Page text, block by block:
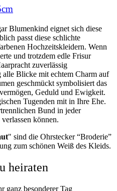
Blumenkind eignet sich diese
passt diese schlichte
Hochzeitskleidern. Wenn
und trotzdem edle Frisur
zuverlässig
alle Blicke mit echtem Charm auf
geschmückt symbolisiert das
Geduld und Ewigkeit.
Tugenden mit in Ihre Ehe.
Bund in jeder
können.
" sind die Ohrstecker “Broderie”
zum schönen Weiß des Kleids.
heiraten
ganz besonderer Tag